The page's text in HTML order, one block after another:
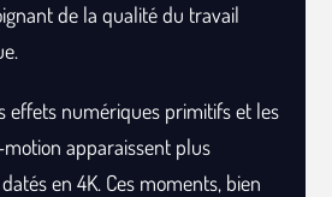
de la qualité du travail
effets numériques primitifs et les
apparaissent plus
en 4K. Ces moments, bien